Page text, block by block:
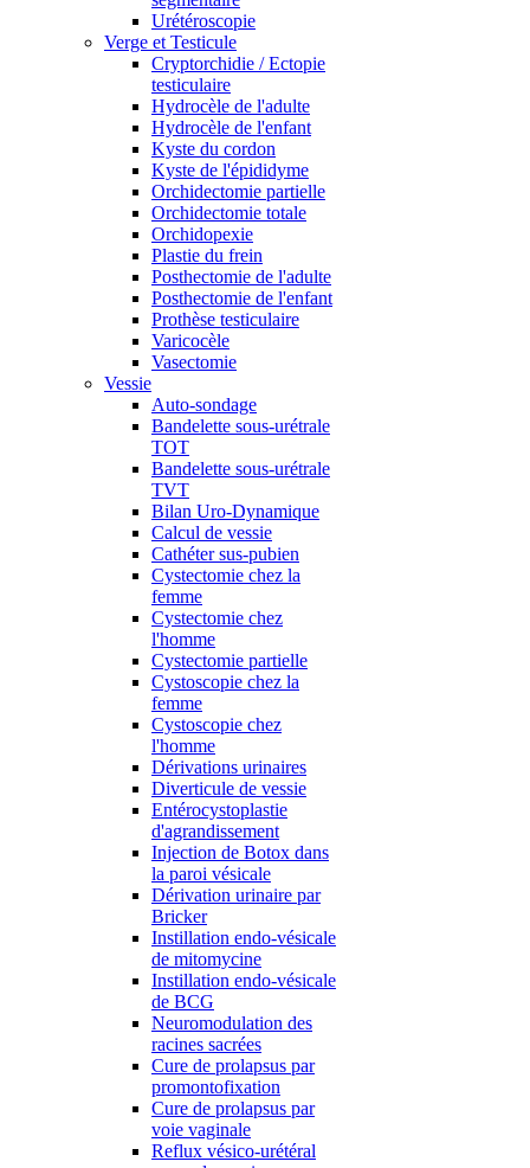
Urétéroscopie
Verge et Testicule
Cryptorchidie / Ectopie
testiculaire
Hydrocèle de l'adulte
Hydrocèle de l'enfant
Kyste du cordon
Kyste de l'épididyme
Orchidectomie partielle
Orchidectomie totale
Orchidopexie
Plastie du frein
Posthectomie de l'adulte
Posthectomie de l'enfant
Prothèse testiculaire
Varicocèle
Vasectomie
Vessie
Auto-sondage
Bandelette sous-urétrale
TOT
Bandelette sous-urétrale
TVT
Bilan Uro-Dynamique
Calcul de vessie
Cathéter sus-pubien
Cystectomie chez la
femme
Cystectomie chez
l'homme
Cystectomie partielle
Cystoscopie chez la
femme
Cystoscopie chez
l'homme
Dérivations urinaires
Diverticule de vessie
Entérocystoplastie
d'agrandissement
Injection de Botox dans
la paroi vésicale
Dérivation urinaire par
Bricker
Instillation endo-vésicale
de mitomycine
Instillation endo-vésicale
de BCG
Neuromodulation des
racines sacrées
Cure de prolapsus par
promontofixation
Cure de prolapsus par
voie vaginale
Reflux vésico-urétéral